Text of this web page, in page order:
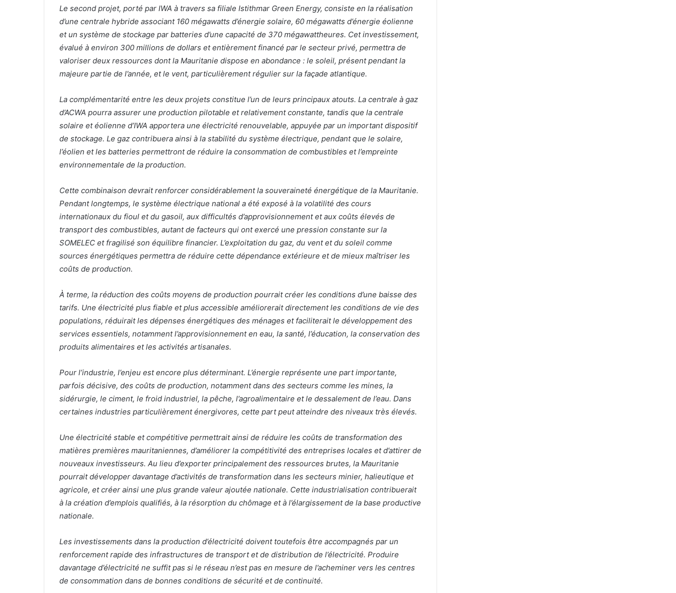
Le second projet, porté par IWA à travers sa filiale Istithmar Green Energy, consiste en la réalisation
d’une centrale hybride associant 160 mégawatts d’énergie solaire, 60 mégawatts d’énergie éolienne
et un système de stockage par batteries d’une capacité de 370 mégawattheures. Cet investissement,
évalué à environ 300 millions de dollars et entièrement financé par le secteur privé, permettra de
valoriser deux ressources dont la Mauritanie dispose en abondance : le soleil, présent pendant la
majeure partie de l’année, et le vent, particulièrement régulier sur la façade atlantique.
La complémentarité entre les deux projets constitue l’un de leurs principaux atouts. La centrale à gaz
d’ACWA pourra assurer une production pilotable et relativement constante, tandis que la centrale
solaire et éolienne d’IWA apportera une électricité renouvelable, appuyée par un important dispositif
de stockage. Le gaz contribuera ainsi à la stabilité du système électrique, pendant que le solaire,
l’éolien et les batteries permettront de réduire la consommation de combustibles et l’empreinte
environnementale de la production.
Cette combinaison devrait renforcer considérablement la souveraineté énergétique de la Mauritanie.
Pendant longtemps, le système électrique national a été exposé à la volatilité des cours
internationaux du fioul et du gasoil, aux difficultés d’approvisionnement et aux coûts élevés de
transport des combustibles, autant de facteurs qui ont exercé une pression constante sur la
SOMELEC et fragilisé son équilibre financier. L’exploitation du gaz, du vent et du soleil comme
sources énergétiques permettra de réduire cette dépendance extérieure et de mieux maîtriser les
coûts de production.
À terme, la réduction des coûts moyens de production pourrait créer les conditions d’une baisse des
tarifs. Une électricité plus fiable et plus accessible améliorerait directement les conditions de vie des
populations, réduirait les dépenses énergétiques des ménages et faciliterait le développement des
services essentiels, notamment l’approvisionnement en eau, la santé, l’éducation, la conservation des
produits alimentaires et les activités artisanales.
Pour l’industrie, l’enjeu est encore plus déterminant. L’énergie représente une part importante,
parfois décisive, des coûts de production, notamment dans des secteurs comme les mines, la
sidérurgie, le ciment, le froid industriel, la pêche, l’agroalimentaire et le dessalement de l’eau. Dans
certaines industries particulièrement énergivores, cette part peut atteindre des niveaux très élevés.
Une électricité stable et compétitive permettrait ainsi de réduire les coûts de transformation des
matières premières mauritaniennes, d’améliorer la compétitivité des entreprises locales et d’attirer de
nouveaux investisseurs. Au lieu d’exporter principalement des ressources brutes, la Mauritanie
pourrait développer davantage d’activités de transformation dans les secteurs minier, halieutique et
agricole, et créer ainsi une plus grande valeur ajoutée nationale. Cette industrialisation contribuerait
à la création d’emplois qualifiés, à la résorption du chômage et à l’élargissement de la base productive
nationale.
Les investissements dans la production d’électricité doivent toutefois être accompagnés par un
renforcement rapide des infrastructures de transport et de distribution de l’électricité. Produire
davantage d’électricité ne suffit pas si le réseau n’est pas en mesure de l’acheminer vers les centres
de consommation dans de bonnes conditions de sécurité et de continuité.